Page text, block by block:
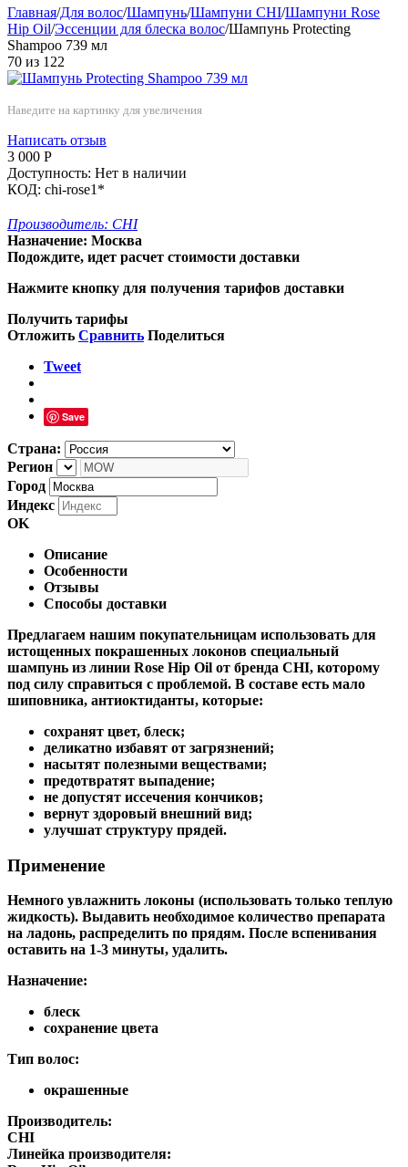
Главная/Для волос/Шампунь/Шампуни CHI/Шампуни Rose
Hip Oil/Эссенции для блеска волос/Шампунь Protecting
Shampoo 739 мл
70 из 122
Наведите на картинку для увеличения
Написать отзыв
3 000 Р
Доступность: Нет в наличии
КОД: chi-rose1*
Производитель: CHI
Назначение: Москва
Подождите, идет расчет стоимости доставки
Нажмите кнопку для получения тарифов доставки
Получить тарифы
Отложить Сравнить Поделиться
Tweet
Save
Страна:
Регион
Город
Индекс
OK
Описание
Особенности
Отзывы
Способы доставки
Предлагаем нашим покупательницам использовать для
истощенных покрашенных локонов специальный
шампунь из линии Rose Hip Oil от бренда CHI, которому
под силу справиться с проблемой. В составе есть мало
шиповника, антиоктиданты, которые:
сохранят цвет, блеск;
деликатно избавят от загрязнений;
насытят полезными веществами;
предотвратят выпадение;
не допустят иссечения кончиков;
вернут здоровый внешний вид;
улучшат структуру прядей.
Применение
Немного увлажнить локоны (использовать только теплую
жидкость). Выдавить необходимое количество препарата
на ладонь, распределить по прядям. После вспенивания
оставить на 1-3 минуты, удалить.
Назначение:
блеск
сохранение цвета
Тип волос:
окрашенные
Производитель:
CHI
Линейка производителя: